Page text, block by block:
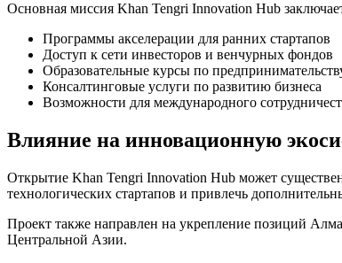
Основная миссия Khan Tengri Innovation Hub
Программы акселерации для ранних стартапов
Доступ к сети инвесторов и венчурных фондов
Образовательные курсы по
Консалтинговые услуги по развитию бизнеса
Возможности для международного
Влияние на инновационную
Открытие Khan Tengri Innovation Hub может
технологических стартапов и привлечь
Проект также направлен на укрепление позиций
Центральной Азии.